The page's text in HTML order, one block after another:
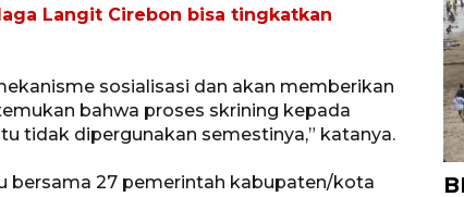
Langit Cirebon bisa tingkatkan
sosialisasi dan akan memberikan
bahwa proses skrining kepada
tidak dipergunakan semestinya,” katanya.
bersama 27 pemerintah kabupaten/kota